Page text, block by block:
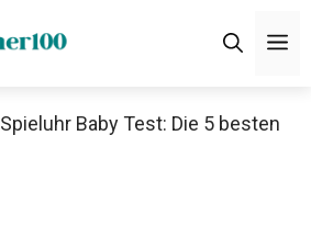
Spieluhr Baby Test: Die 5 besten